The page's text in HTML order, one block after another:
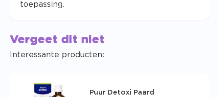
toepassing.
Vergeet dit niet
Interessante producten:
Puur Detoxi Paard